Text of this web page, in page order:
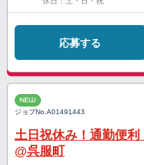
応募する
NEW
ジョブNo.A01491443
土日祝休み！通勤便
@呉服町